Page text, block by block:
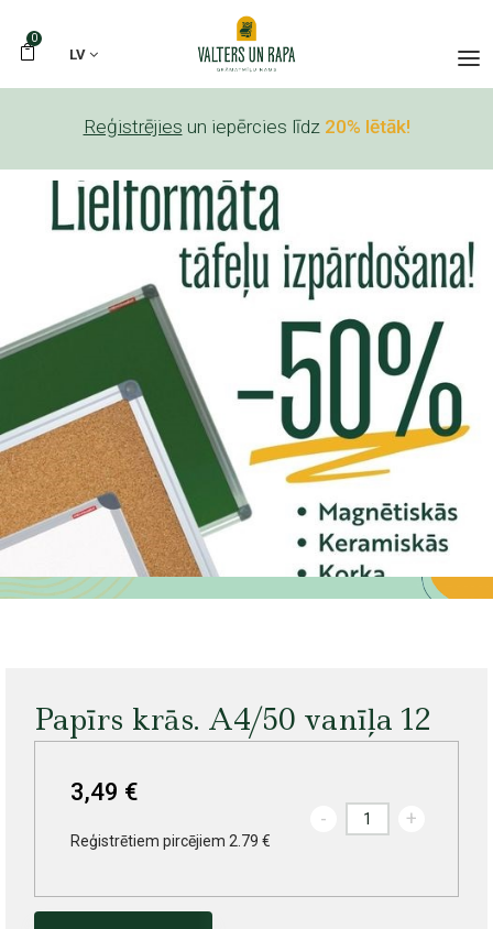
0
LV
Reģistrējies un iepērcies līdz 20% lētāk!
Papīrs krās. A4/50 vanīļa 12
3,49 €
Reģistrētiem pircējiem 2.79 €
- +